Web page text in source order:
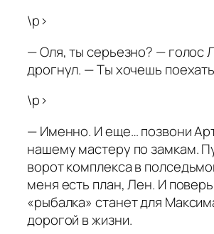
\p>
— Оля, ты серьезно? — голос
дрогнул. — Ты хочешь
\p>
— Именно. И еще… позвони
нашему мастеру по замкам.
ворот комплекса в
меня есть план, Лен. И
«рыбалка» станет для
дорогой в жизни.